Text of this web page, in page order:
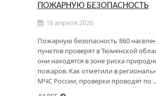
ПОЖАРНУЮ БЕЗОПАСНОСТЬ
16 апреля 2026
Пожарную безопасность 860
пунктов проверят в Тюменской
они находятся в зоне риска
пожаров. Как отметили в
МЧС России, проверки проводят по